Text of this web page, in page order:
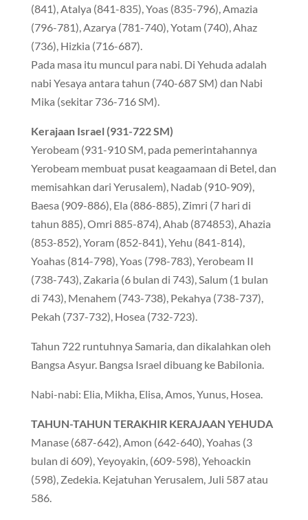
(841), Atalya (841-835), Yoas (835-796), Amazia
(796-781), Azarya (781-740), Yotam (740), Ahaz
(736), Hizkia (716-687).
Pada masa itu muncul para nabi. Di Yehuda adalah
nabi Yesaya antara tahun (740-687 SM) dan Nabi
Mika (sekitar 736-716 SM).
Kerajaan Israel (931-722 SM)
Yerobeam (931-910 SM, pada pemerintahannya
Yerobeam membuat pusat keagaamaan di Betel, dan
memisahkan dari Yerusalem), Nadab (910-909),
Baesa (909-886), Ela (886-885), Zimri (7 hari di
tahun 885), Omri 885-874), Ahab (874853), Ahazia
(853-852), Yoram (852-841), Yehu (841-814),
Yoahas (814-798), Yoas (798-783), Yerobeam II
(738-743), Zakaria (6 bulan di 743), Salum (1 bulan
di 743), Menahem (743-738), Pekahya (738-737),
Pekah (737-732), Hosea (732-723).
Tahun 722 runtuhnya Samaria, dan dikalahkan oleh
Bangsa Asyur. Bangsa Israel dibuang ke Babilonia.
Nabi-nabi: Elia, Mikha, Elisa, Amos, Yunus, Hosea.
TAHUN-TAHUN TERAKHIR KERAJAAN YEHUDA
Manase (687-642), Amon (642-640), Yoahas (3
bulan di 609), Yeyoyakin, (609-598), Yehoackin
(598), Zedekia. Kejatuhan Yerusalem, Juli 587 atau
586.